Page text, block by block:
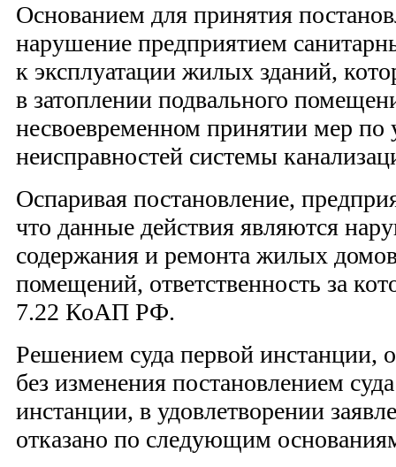
Основанием для принятия
нарушение предприятием
к эксплуатации жилых зданий,
в затоплении подвального
несвоевременном принятии мер по
неисправностей системы
Оспаривая постановление,
что данные действия являются
содержания и ремонта жилых
помещений, ответственность за
7.22 КоАП РФ.
Решением суда первой инстанции,
без изменения постановлением
инстанции, в удовлетворении
отказано по следующим